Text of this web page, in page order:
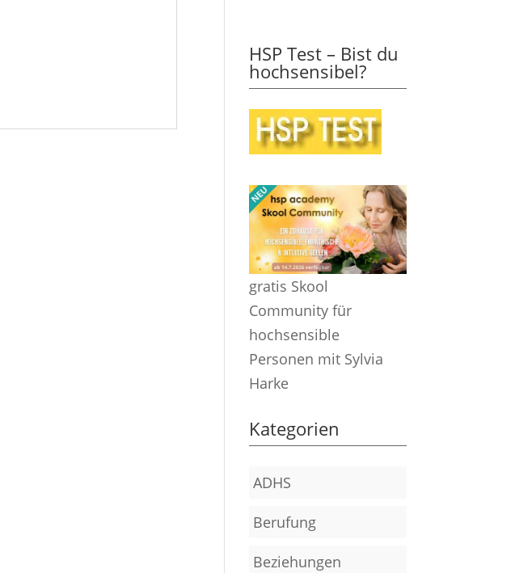
HSP Test – Bist du
hochsensibel?
gratis Skool
Community für
hochsensible
Personen mit Sylvia
Harke
Kategorien
ADHS
Berufung
Beziehungen